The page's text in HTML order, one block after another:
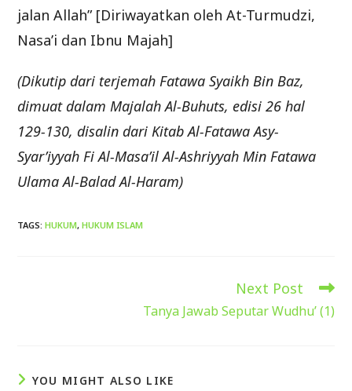
jalan Allah” [Diriwayatkan oleh At-Turmudzi,
Nasa’i dan Ibnu Majah]
(Dikutip dari terjemah Fatawa Syaikh Bin Baz,
dimuat dalam Majalah Al-Buhuts, edisi 26 hal
129-130, disalin dari Kitab Al-Fatawa Asy-
Syar’iyyah Fi Al-Masa’il Al-Ashriyyah Min Fatawa
Ulama Al-Balad Al-Haram)
TAGS:HUKUM, HUKUM ISLAM
Next Post
Tanya Jawab Seputar Wudhu’ (1)
YOU MIGHT ALSO LIKE